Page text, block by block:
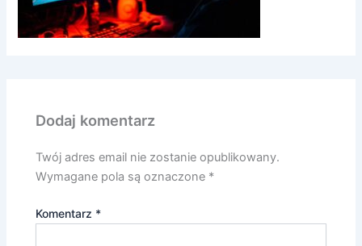
Dodaj komentarz
Twój adres email nie zostanie opublikowany.
Wymagane pola są oznaczone *
Komentarz *